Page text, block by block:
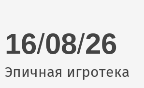
16/08/26
Эпичная игротека